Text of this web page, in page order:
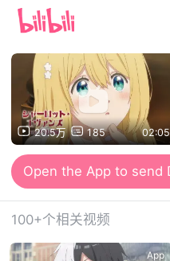
20.5万 185 02:05
100+个相关视频
App